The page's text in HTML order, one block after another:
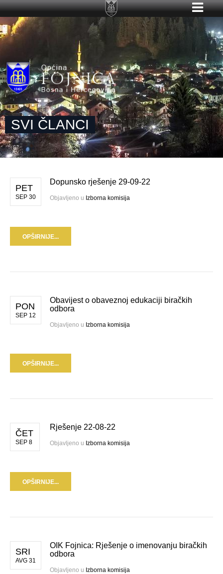
SVI ČLANCI
PET
SEP 30
Dopunsko rješenje 29-09-22
Objavljeno u Izborna komisija
OPŠIRNIJE...
PON
SEP 12
Obavijest o obaveznoj edukaciji biračkih
odbora
Objavljeno u Izborna komisija
OPŠIRNIJE...
ČET
SEP 8
Rješenje 22-08-22
Objavljeno u Izborna komisija
OPŠIRNIJE...
SRI
AVG 31
OIK Fojnica: Rješenje o imenovanju biračkih
odbora
Objavljeno u Izborna komisija